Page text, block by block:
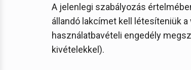
A jelenlegi szabályozás
állandó lakcímet kell létesíteniük
használatbavételi engedély
kivételekkel).